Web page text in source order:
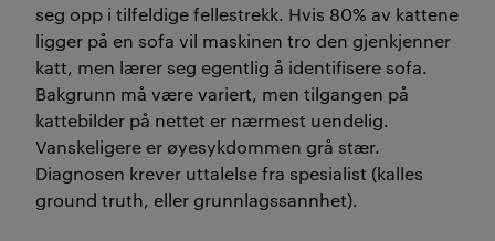
seg opp i tilfeldige fellestrekk. Hvis 80% av kattene
ligger på en sofa vil maskinen tro den gjenkjenner
katt, men lærer seg egentlig å identifisere sofa.
Bakgrunn må være variert, men tilgangen på
kattebilder på nettet er nærmest uendelig.
Vanskeligere er øyesykdommen grå stær.
Diagnosen krever uttalelse fra spesialist (kalles
ground truth, eller grunnlagssannhet).